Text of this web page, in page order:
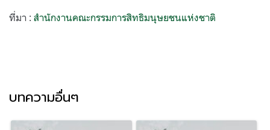
ที่มา : สำนักงานคณะกรรมการสิทธิมนุษยชนแห่งชาติ
บทความอื่นๆ